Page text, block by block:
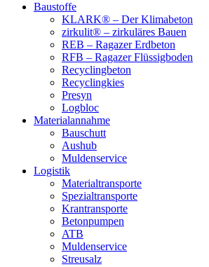
Baustoffe
KLARK® – Der Klimabeton
zirkulit® – zirkuläres Bauen
REB – Ragazer Erdbeton
RFB – Ragazer Flüssigboden
Recyclingbeton
Recyclingkies
Presyn
Logbloc
Materialannahme
Bauschutt
Aushub
Muldenservice
Logistik
Materialtransporte
Spezialtransporte
Krantransporte
Betonpumpen
ATB
Muldenservice
Streusalz